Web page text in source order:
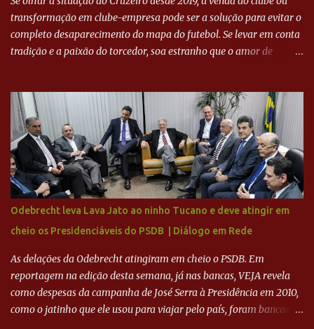
transformação em clube-empresa pode ser a solução para evitar o
completo desaparecimento do mapa do futebol. Se levar em conta
tradição e a paixão do torcedor, soa estranho que o amor de
feito imediatamente para pagamento de dívidas emergenciais e
investimentos no departamento de futebol. O projeto apresentado
para a recuperação do Cruzeiro, o aporte financeiro inicial, com
Ronaldo sendo solidário à dívida de R$ 1 bilhão a partir de agora,
mais o peso que o ex-atacante tem no mundo do futebol, além de
sua história na Raposa, pesaram para que um dos mais icônicos
camisas 9 acertasse a compra do clube. Fonte: Itatiaia Fonte:
ADVOGADO DO CRUZEIRO NA SAF EXPLICA SITUAÇÃO DO
CRUZEIRO - RONALDO COMPROU 90% DAS AÇÕES DO CLUBE
Odebrecht leva Lava Jato ao ninho Tucano e deve atingir em
cheio os Presidenciáveis do PSDB | Diálogo em Rede
As delações da Odebrecht atingiram em cheio o PSDB. Em
reportagem na edição desta semana, já nas bancas, VEJA revela
como despesas da campanha de José Serra à Presidência em 2010,
como o jatinho que ele usou para viajar pelo país, foram bancadas